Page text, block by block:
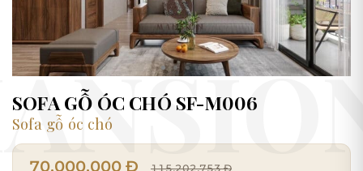
SOFA GỖ ÓC CHÓ SF-M006
Sofa gỗ óc chó
70,000,000 Đ 115,202,753 Đ